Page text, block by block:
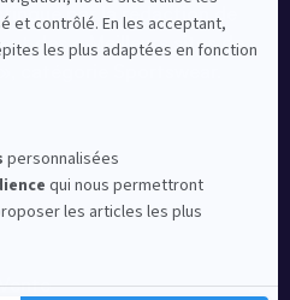
par la rédaction de
des « Meilleurs sites de
catégorie Sportswear.